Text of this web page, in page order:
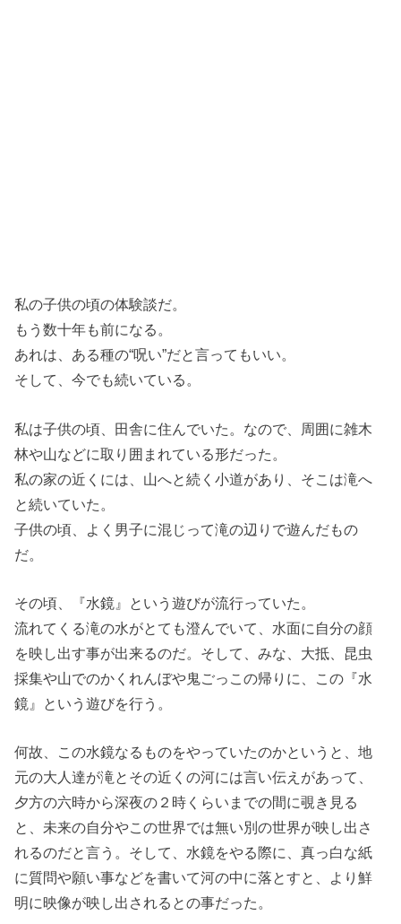
私の子供の頃の体験談だ。
もう数十年も前になる。
あれは、ある種の“呪い”だと言ってもいい。
そして、今でも続いている。
私は子供の頃、田舎に住んでいた。なので、周囲に雑木
林や山などに取り囲まれている形だった。
私の家の近くには、山へと続く小道があり、そこは滝へ
と続いていた。
子供の頃、よく男子に混じって滝の辺りで遊んだもの
だ。
その頃、『水鏡』という遊びが流行っていた。
流れてくる滝の水がとても澄んでいて、水面に自分の顔
を映し出す事が出来るのだ。そして、みな、大抵、昆虫
採集や山でのかくれんぼや鬼ごっこの帰りに、この『水
鏡』という遊びを行う。
何故、この水鏡なるものをやっていたのかというと、地
元の大人達が滝とその近くの河には言い伝えがあって、
夕方の六時から深夜の２時くらいまでの間に覗き見る
と、未来の自分やこの世界では無い別の世界が映し出さ
れるのだと言う。そして、水鏡をやる際に、真っ白な紙
に質問や願い事などを書いて河の中に落とすと、より鮮
明に映像が映し出されるとの事だった。